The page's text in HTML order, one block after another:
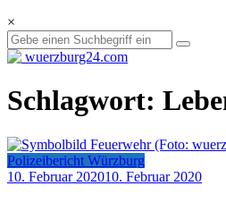
×
Schlagwort:
Polizeibericht Würzburg
10. Februar 202010. Februar 2020